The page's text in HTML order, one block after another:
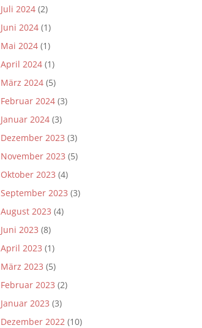
Juli 2024 (2)
Juni 2024 (1)
Mai 2024 (1)
April 2024 (1)
März 2024 (5)
Februar 2024 (3)
Januar 2024 (3)
Dezember 2023 (3)
November 2023 (5)
Oktober 2023 (4)
September 2023 (3)
August 2023 (4)
Juni 2023 (8)
April 2023 (1)
März 2023 (5)
Februar 2023 (2)
Januar 2023 (3)
Dezember 2022 (10)